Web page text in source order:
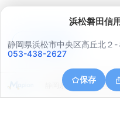
浜松磐田信
静岡県浜松市中央区高丘北２-
053-438-2627
保存
静岡県浜松市中央区有
アプリで見る